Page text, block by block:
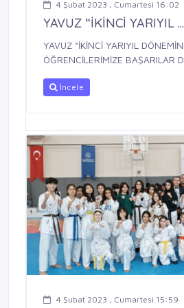
4 Şubat 2023 , Cumartesi 16:02
YAVUZ “İKİNCİ YARIYIL ...
YAVUZ “İKİNCİ YARIYIL
ÖĞRENCİLERİMİZE BAŞARILAR
İncele
4 Şubat 2023 , Cumartesi 15:59